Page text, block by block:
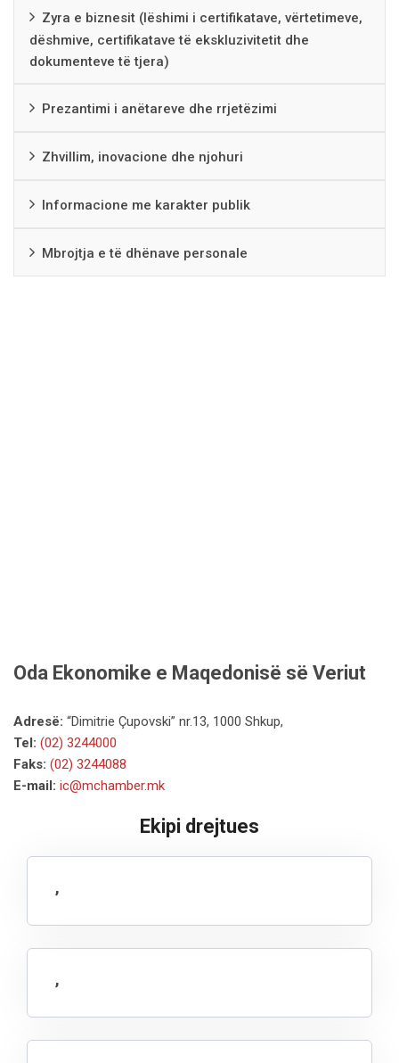
Zyra e biznesit (lëshimi i certifikatave, vërtetimeve,
dëshmive, certifikatave të ekskluzivitetit dhe
dokumenteve të tjera)
Prezantimi i anëtareve dhe rrjetëzimi
Zhvillim, inovacione dhe njohuri
Informacione me karakter publik
Mbrojtja e të dhënave personale
Oda Ekonomike e Maqedonisë së Veriut
Adresë: “Dimitrie Çupovski” nr.13, 1000 Shkup,
Tel: (02) 3244000
Faks: (02) 3244088
E-mail: ic@mchamber.mk
Ekipi drejtues
,
,